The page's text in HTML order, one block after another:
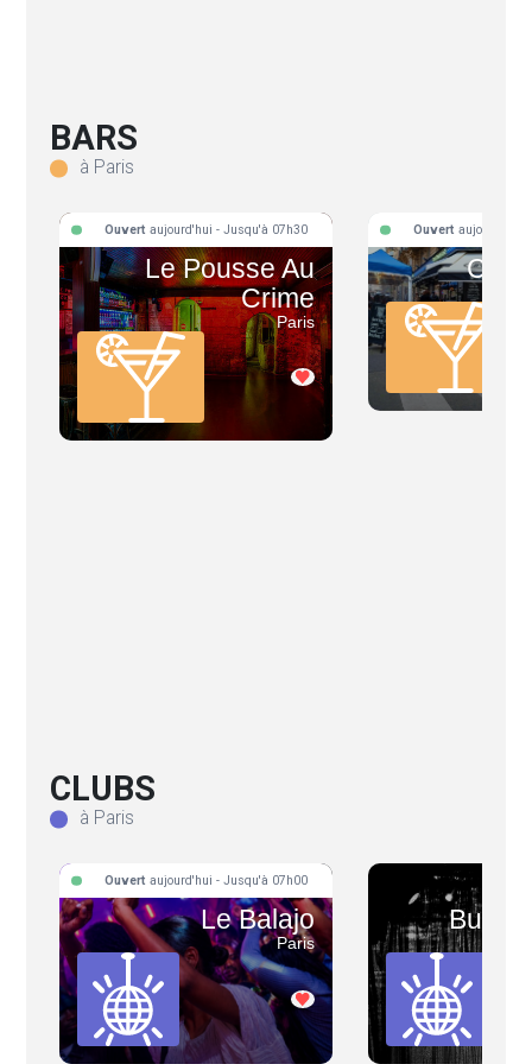
BARS
à Paris
Le Pousse Au
Crime
Paris
Ouvert aujourd'hui - Jusqu'à 07h30
Café
Ouvert aujourd'hui
CLUBS
à Paris
Le Balajo
Paris
Ouvert aujourd'hui - Jusqu'à 07h00
Bus